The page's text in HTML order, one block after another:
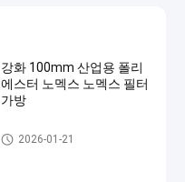
강화 100mm 산업용 폴리
에스터 노멕스 노멕스 필터
가방
고온 필터 봉지
2026-01-21